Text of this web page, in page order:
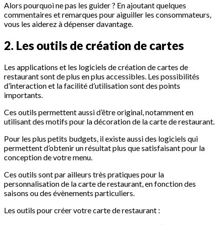
Alors pourquoi ne pas les guider ? En ajoutant quelques
commentaires et remarques pour aiguiller les consommateurs,
vous les aiderez à dépenser davantage.
2. Les outils de création de cartes
Les applications et les logiciels de création de cartes de
restaurant sont de plus en plus accessibles. Les possibilités
d’interaction et la facilité d’utilisation sont des points
importants.
Ces outils permettent aussi d’être original, notamment en
utilisant des motifs pour la décoration de la carte de restaurant.
Pour les plus petits budgets, il existe aussi des logiciels qui
permettent d’obtenir un résultat plus que satisfaisant pour la
conception de votre menu.
Ces outils sont par ailleurs très pratiques pour la
personnalisation de la carte de restaurant, en fonction des
saisons ou des évènements particuliers.
Les outils pour créer votre carte de restaurant :